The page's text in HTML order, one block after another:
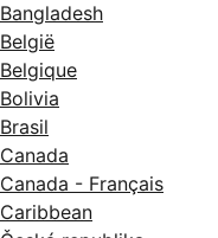
Bangladesh
België
Belgique
Bolivia
Brasil
Canada
Canada - Français
Caribbean